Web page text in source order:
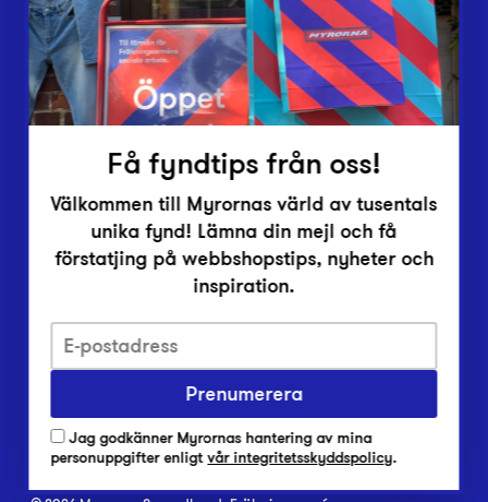
Inlämningsplatser
Om Myrorna
Lediga jobb
Pressrum
Integritetsskyddspolicy
Har du frågor om onlineköp, leverans eller retur?
Har du frågor om vår verksamhet?
Vanliga frågor om Myrorna
Få fyndtips från oss!
Välkommen till Myrornas värld av tusentals
unika fynd! Lämna din mejl och få
förstatjing på webbshopstips, nyheter och
inspiration.
Prenumerera
Jag godkänner Myrornas hantering av mina
personuppgifter enligtvår integritetsskyddspolicy.